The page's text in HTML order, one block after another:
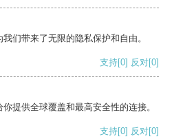
们带来了无限的隐私保护和自由。
支持[0] 反对[0]
提供全球覆盖和最高安全性的连接。
支持[0] 反对[0]